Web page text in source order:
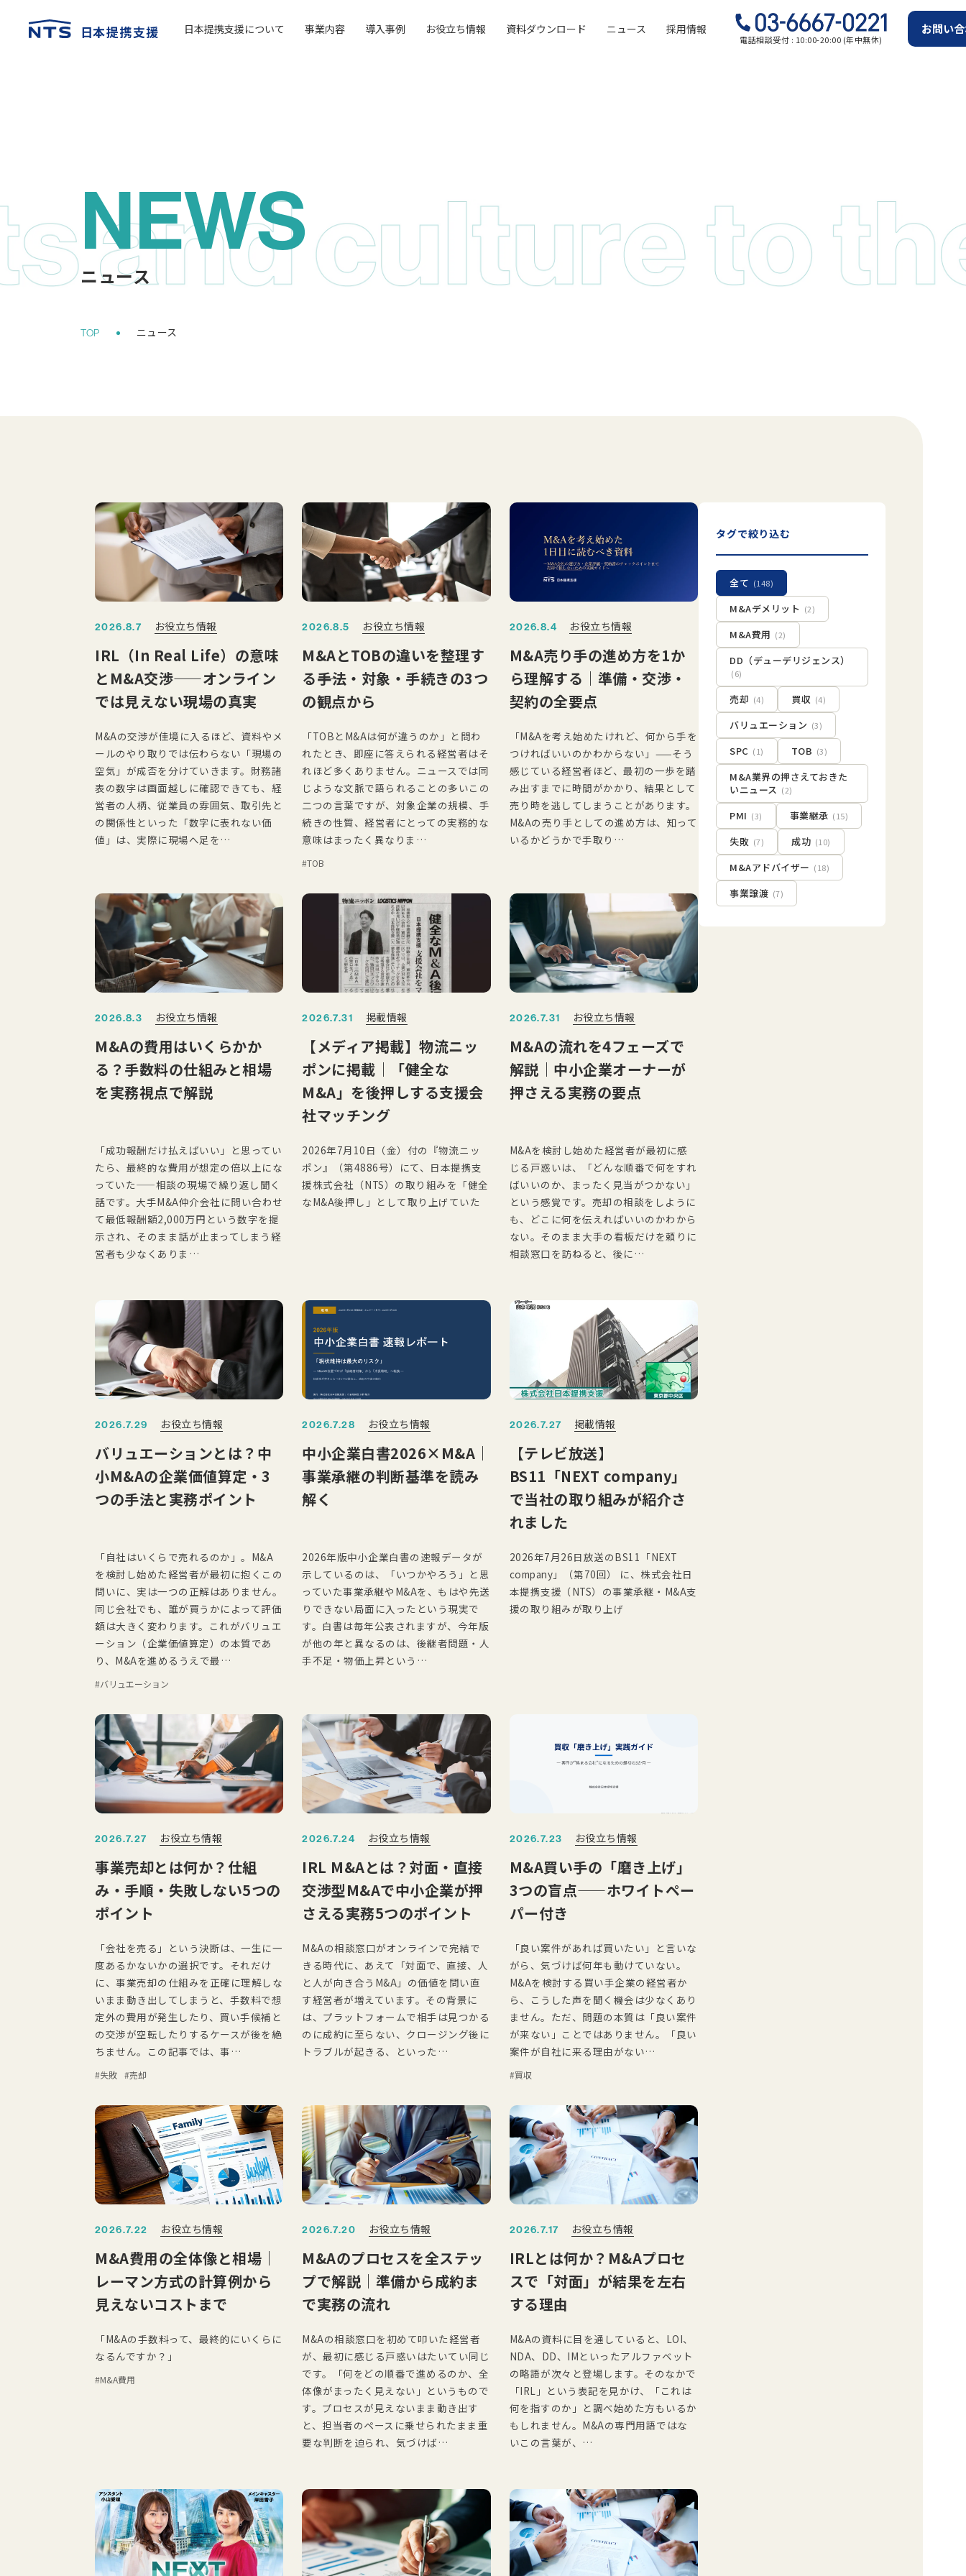
日本提携支援について 事業内容 導入事例 お役立ち情報 資料ダウンロード ニュース 採用情報
電話相談受付 : 10:00-20:00 (年中無休)
お問い
NEWS
ニュース
2026.8.7 お役立ち情報
IRL（In Real Life）の意味
とM&A交渉——オンライン
では見えない現場の真実
M&Aの交渉が佳境に入るほど、資料やメ
ールのやり取りでは伝わらない「現場の
空気」が成否を分けていきます。財務諸
表の数字は画面越しに確認できても、経
営者の人柄、従業員の雰囲気、取引先と
の関係性といった「数字に表れない価
値」は、実際に現場へ足を…
2026.8.5 お役立ち情報
M&AとTOBの違いを整理す
る――手法・対象・手続きの3つ
の観点から
「TOBとM&Aは何が違うのか」と問わ
れたとき、即座に答えられる経営者はそ
れほど多くありません。ニュースでは同
じような文脈で語られることの多いこの
二つの言葉ですが、対象企業の規模、手
続きの性質、経営者にとっての実務的な
意味はまったく異なりま…
TOB
2026.8.4 お役立ち情報
M&A売り手の進め方を1か
ら理解する｜準備・交渉・
契約の全要点
「M&Aを考え始めたけれど、何から手を
つければいいのかわからない」——そう
感じている経営者ほど、最初の一歩を踏
み出すまでに時間がかかり、結果として
売り時を逃してしまうことがあります。
M&Aの売り手としての進め方は、知って
いるかどうかで手取り…
2026.8.3 お役立ち情報
M&Aの費用はいくらかか
る？手数料の仕組みと相場
を実務視点で解説
「成功報酬だけ払えばいい」と思ってい
たら、最終的な費用が想定の倍以上にな
っていた——相談の現場で繰り返し聞く
話です。大手M&A仲介会社に問い合わせ
て最低報酬額2,000万円という数字を提
示され、そのまま話が止まってしまう経
営者も少なくありま…
2026.7.31 掲載情報
【メディア掲載】物流ニッ
ポンに掲載｜「健全な
M&A」を後押しする支援会
社マッチング
2026年7月10日（金）付の『物流ニッ
ポン』（第4886号）にて、日本提携支
援株式会社（NTS）の取り組みを「健全
なM&A後押し」として取り上げていた
2026.7.31 お役立ち情報
M&Aの流れを4フェーズで
解説｜中小企業オーナーが
押さえる実務の要点
M&Aを検討し始めた経営者が最初に感
じる戸惑いは、「どんな順番で何をすれ
ばいいのか、まったく見当がつかない」
という感覚です。売却の相談をしように
も、どこに何を伝えればいいのかわから
ない。そのまま大手の看板だけを頼りに
相談窓口を訪ねると、後に…
2026.7.29 お役立ち情報
バリュエーションとは？中
小M&Aの企業価値算定・3
つの手法と実務ポイント
「自社はいくらで売れるのか」。M&A
を検討し始めた経営者が最初に抱くこの
問いに、実は一つの正解はありません。
同じ会社でも、誰が買うかによって評価
額は大きく変わります。これがバリュエ
ーション（企業価値算定）の本質であ
り、M&Aを進めるうえで最…
バリュエーション
2026.7.28 お役立ち情報
中小企業白書2026×M&A｜
事業承継の判断基準を読み
解く
2026年版中小企業白書の速報データが
示しているのは、「いつかやろう」と思
っていた事業承継やM&Aを、もはや先送
りできない局面に入ったという現実で
す。白書は毎年公表されますが、今年版
が他の年と異なるのは、後継者問題・人
手不足・物価上昇という…
2026.7.27 掲載情報
【テレビ放送】
BS11「NEXT company」
で当社の取り組みが紹介さ
れました
2026年7月26日放送のBS11「NEXT
company」（第70回） に、株式会社日
本提携支援（NTS）の事業承継・M&A支
援の取り組みが取り上げ
2026.7.27 お役立ち情報
事業売却とは何か？仕組
み・手順・失敗しない5つの
ポイント
「会社を売る」という決断は、一生に一
度あるかないかの選択です。それだけ
に、事業売却の仕組みを正確に理解しな
いまま動き出してしまうと、手数料で想
定外の費用が発生したり、買い手候補と
の交渉が空転したりするケースが後を絶
ちません。この記事では、事…
失敗 売却
2026.7.24 お役立ち情報
IRL M&Aとは？対面・直接
交渉型M&Aで中小企業が押
さえる実務5つのポイント
M&Aの相談窓口がオンラインで完結で
きる時代に、あえて「対面で、直接、人
と人が向き合うM&A」の価値を問い直
す経営者が増えています。その背景に
は、プラットフォームで相手は見つかる
のに成約に至らない、クロージング後に
トラブルが起きる、といった…
2026.7.23 お役立ち情報
M&A買い手の「磨き上げ」
3つの盲点——ホワイトペー
パー付き
「良い案件があれば買いたい」と言いな
がら、気づけば何年も動けていない。
M&Aを検討する買い手企業の経営者か
ら、こうした声を聞く機会は少なくあり
ません。ただ、問題の本質は「良い案件
が来ない」ことではありません。「良い
案件が自社に来る理由がない…
買収
2026.7.22 お役立ち情報
M&A費用の全体像と相場｜
レーマン方式の計算例から
見えないコストまで
「M&Aの手数料って、最終的にいくらに
なるんですか？」
M&A費用
2026.7.20 お役立ち情報
M&Aのプロセスを全ステッ
プで解説｜準備から成約ま
で実務の流れ
M&Aの相談窓口を初めて叩いた経営者
が、最初に感じる戸惑いはたいてい同じ
です。「何をどの順番で進めるのか、全
体像がまったく見えない」というもので
す。プロセスが見えないまま動き出す
と、担当者のペースに乗せられたまま重
要な判断を迫られ、気づけば…
2026.7.17 お役立ち情報
IRLとは何か？M&Aプロセ
スで「対面」が結果を左右
する理由
M&Aの資料に目を通していると、LOI、
NDA、DD、IMといったアルファベット
の略語が次々と登場します。そのなかで
「IRL」という表記を見かけ、「これは
何を指すのか」と調べ始めた方もいるか
もしれません。M&Aの専門用語ではな
いこの言葉が、…
タグで絞り込む
全て (148)
M&Aデメリット (2)
M&A費用 (2)
DD（デューデリジェンス）
(6)
売却 (4) 買収 (4)
バリュエーション (3)
SPC (1) TOB (3)
M&A業界の押さえておきた
いニュース (2)
PMI (3) 事業継承 (15)
失敗 (7) 成功 (10)
M&Aアドバイザー (18)
事業譲渡 (7)